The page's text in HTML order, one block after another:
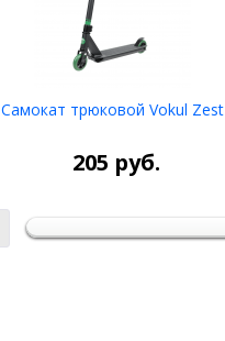
Самокат трюковой Vokul Zest
205 руб.